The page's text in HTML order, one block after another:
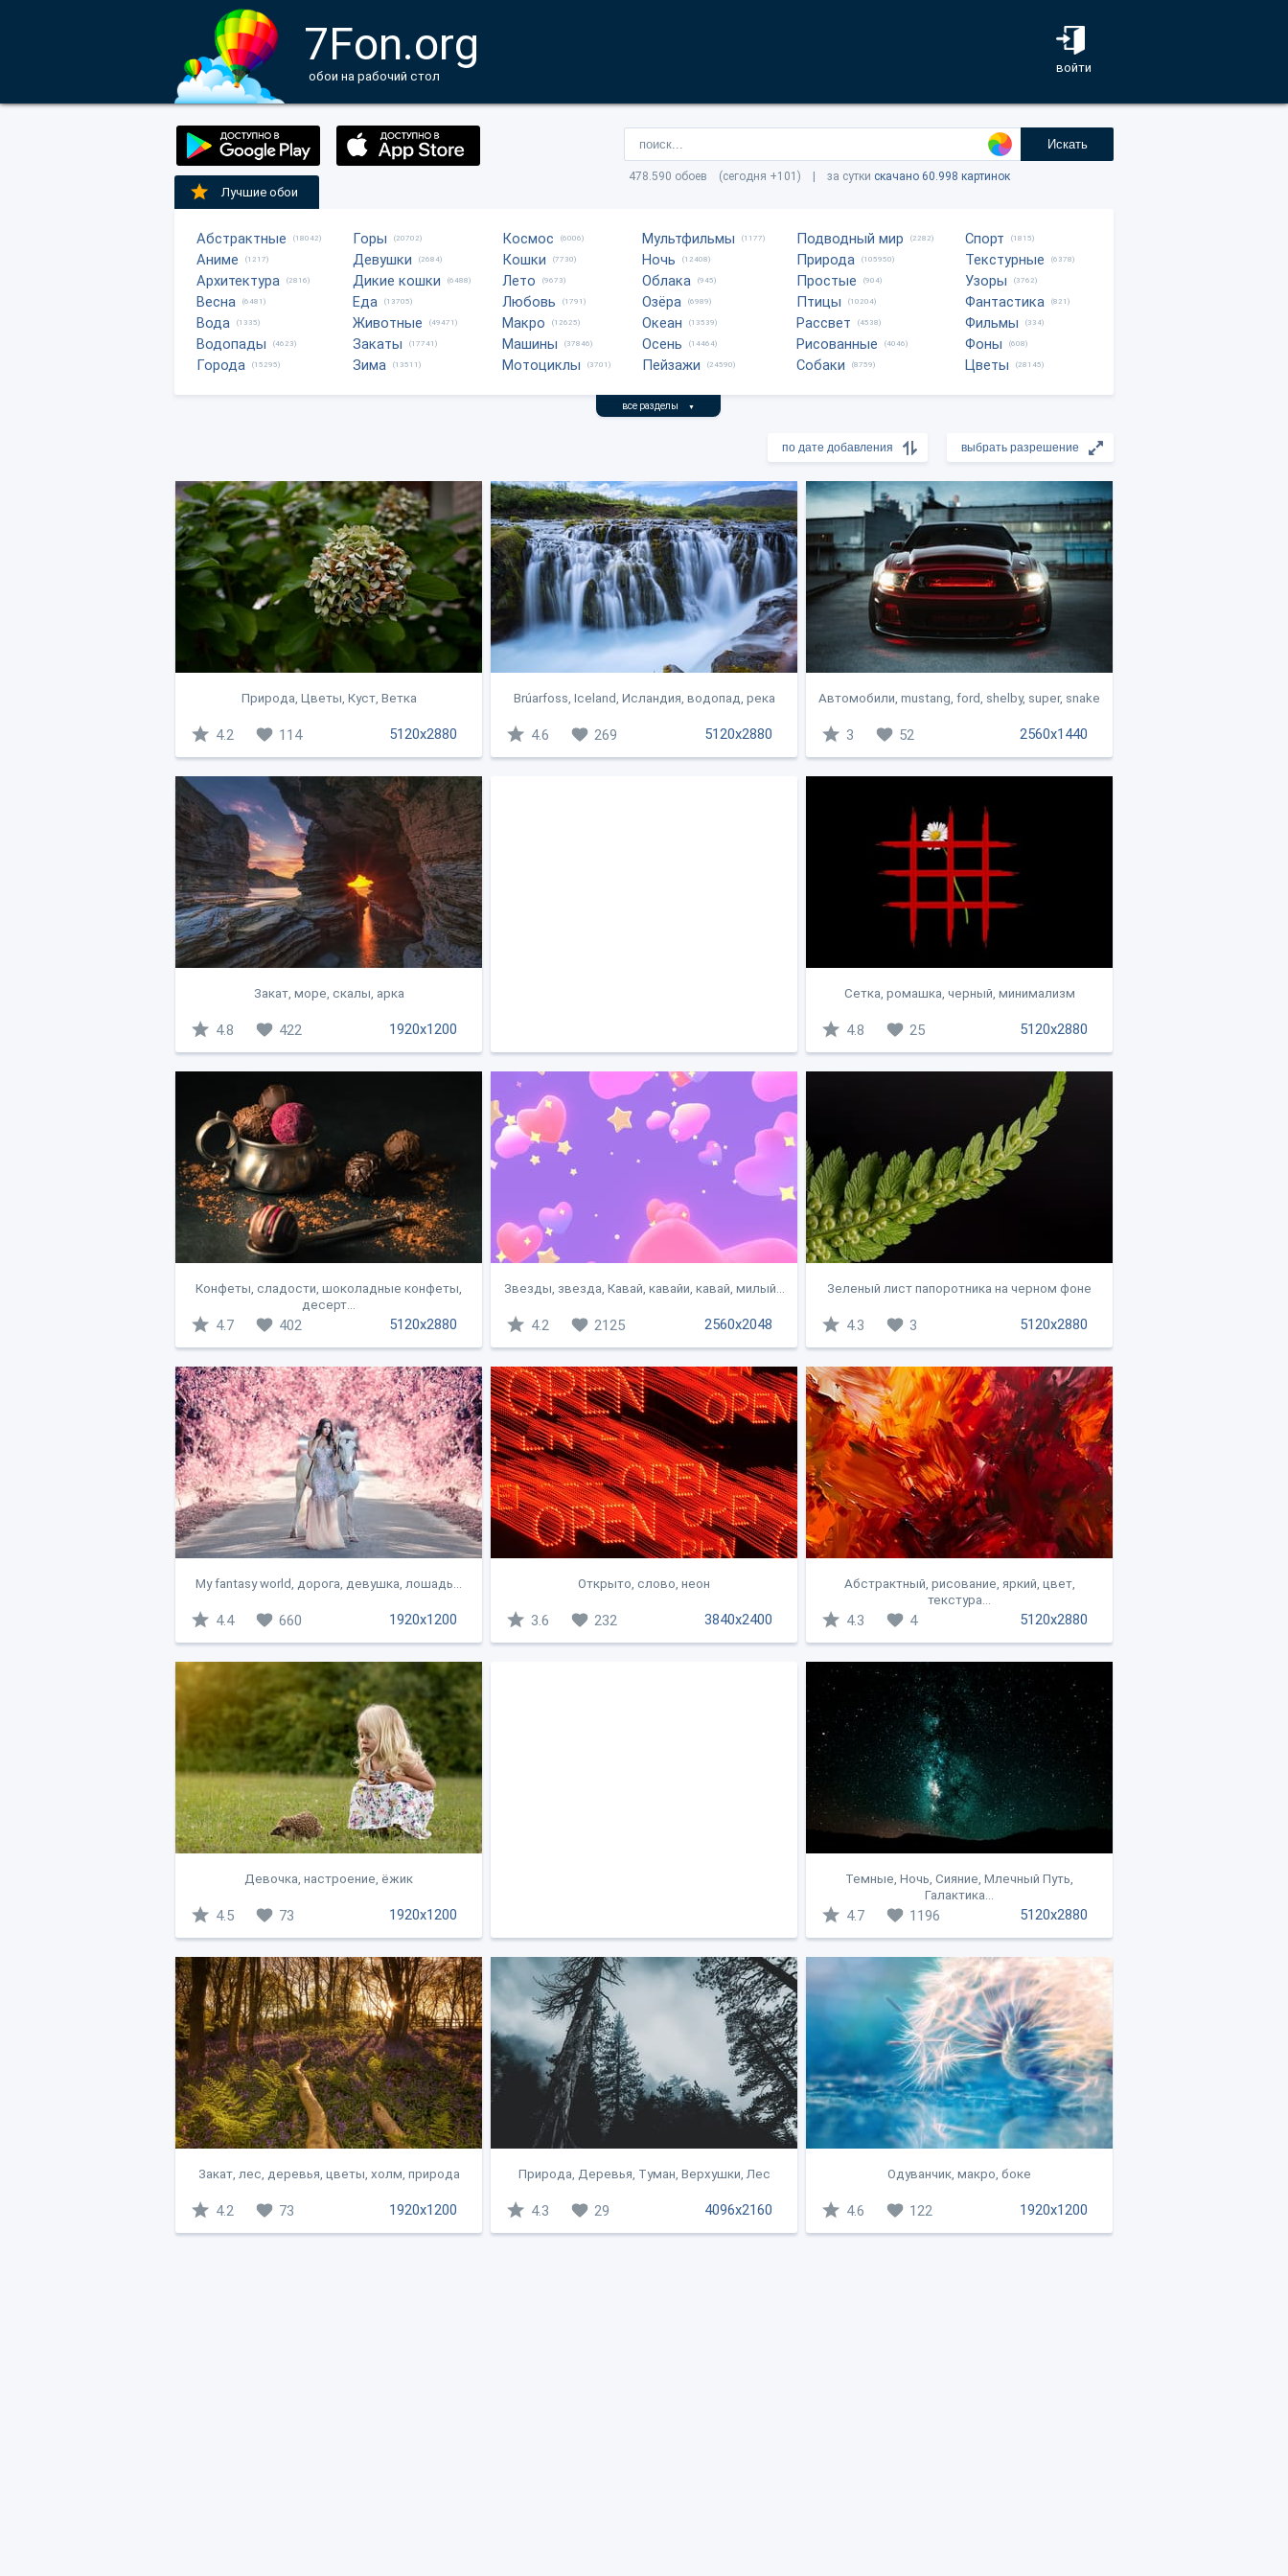
7Fon.org
обои на рабочий стол
войти
Искать
478.590 обоев (сегодня +101) | за сутки скачано 60.998 картинок
Лучшие обои
Абстрактные (18042)
Аниме (1217)
Архитектура (2816)
Весна (6481)
Вода (1335)
Водопады (4623)
Города (15295)
Горы (20702)
Девушки (2684)
Дикие кошки (6488)
Еда (13705)
Животные (49471)
Закаты (17741)
Зима (13511)
Космос (6006)
Кошки (7730)
Лето (9673)
Любовь (1791)
Макро (12625)
Машины (37846)
Мотоциклы (3701)
Мультфильмы (1177)
Ночь (12408)
Облака (945)
Озёра (6989)
Океан (13539)
Осень (14464)
Пейзажи (24590)
Подводный мир (2282)
Природа (105950)
Простые (904)
Птицы (10204)
Рассвет (4538)
Рисованные (4046)
Собаки (8759)
Спорт (1815)
Текстурные (6378)
Узоры (3762)
Фантастика (821)
Фильмы (334)
Фоны (608)
Цветы (28145)
все разделы ▼
Природа, Цветы, Куст, Ветка
5120x2880
4.2 114
Brúarfoss, Iceland, Исландия, водопад, река
5120x2880
4.6 269
Автомобили, mustang, ford, shelby, super, snake
2560x1440
3 52
Закат, море, скалы, арка
1920x1200
4.8 422
Сетка, ромашка, черный, минимализм
5120x2880
4.8 25
Конфеты, сладости, шоколадные конфеты,
десерт...
5120x2880
4.7 402
Звезды, звезда, Кавай, кавайи, кавай, милый...
2560x2048
4.2 2125
Зеленый лист папоротника на черном фоне
5120x2880
4.3 3
My fantasy world, дорога, девушка, лошадь...
1920x1200
4.4 660
Открыто, слово, неон
3840x2400
3.6 232
Абстрактный, рисование, яркий, цвет,
текстура...
5120x2880
4.3 4
Девочка, настроение, ёжик
1920x1200
4.5 73
Темные, Ночь, Сияние, Млечный Путь,
Галактика...
5120x2880
4.7 1196
Закат, лес, деревья, цветы, холм, природа
1920x1200
4.2 73
Природа, Деревья, Туман, Верхушки, Лес
4096x2160
4.3 29
Одуванчик, макро, боке
1920x1200
4.6 122